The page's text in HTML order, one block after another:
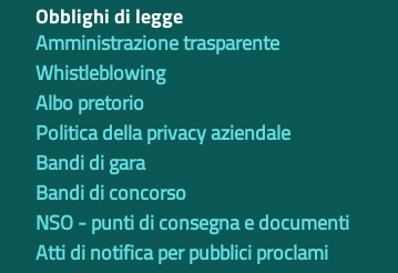
Obblighi di legge
Amministrazione trasparente
Whistleblowing
Albo pretorio
Politica della privacy aziendale
Bandi di gara
Bandi di concorso
NSO - punti di consegna e documenti
Atti di notifica per pubblici proclami